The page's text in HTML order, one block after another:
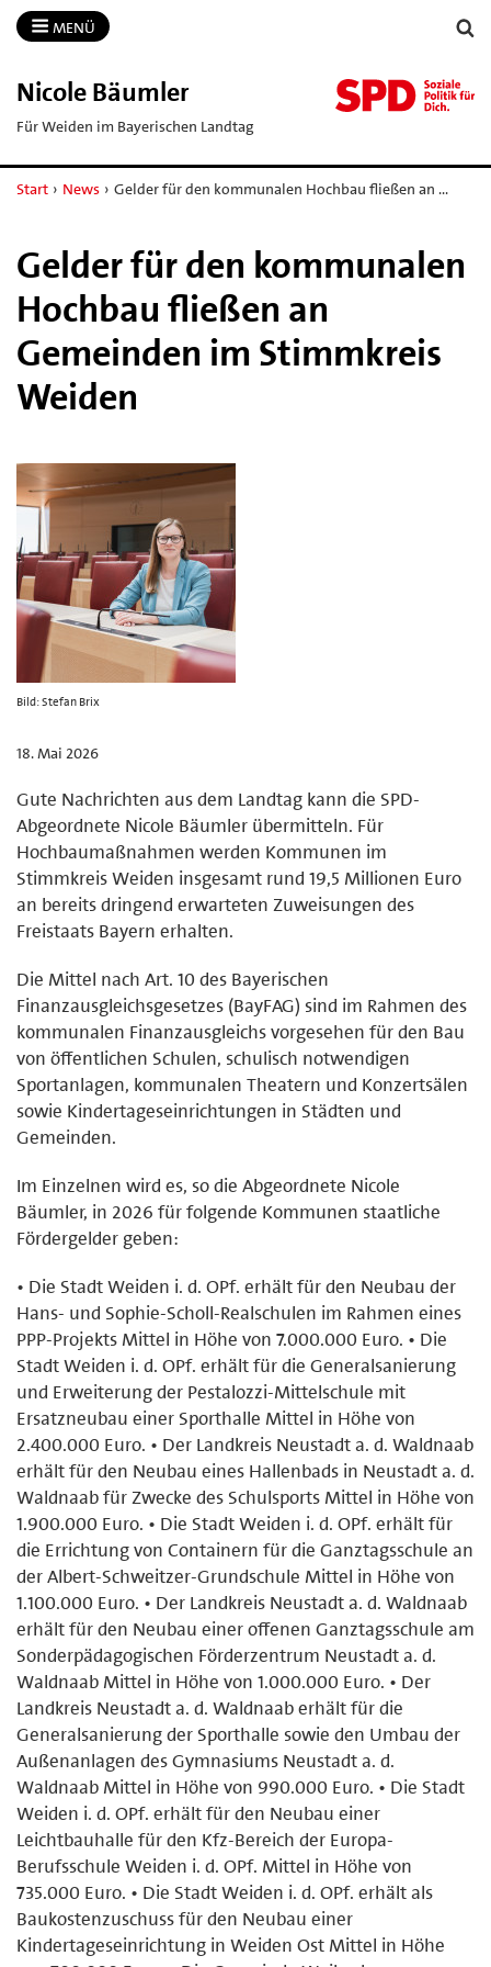
MENÜ
Nicole Bäumler
Für Weiden im Bayerischen Landtag
Start › News › Gelder für den kommunalen Hochbau fließen an …
Gelder für den kommunalen
Hochbau fließen an
Gemeinden im Stimmkreis
Weiden
Bild: Stefan Brix
18. Mai 2026
Gute Nachrichten aus dem Landtag kann die SPD-
Abgeordnete Nicole Bäumler übermitteln. Für
Hochbaumaßnahmen werden Kommunen im
Stimmkreis Weiden insgesamt rund 19,5 Millionen Euro
an bereits dringend erwarteten Zuweisungen des
Freistaats Bayern erhalten.
Die Mittel nach Art. 10 des Bayerischen
Finanzausgleichsgesetzes (BayFAG) sind im Rahmen des
kommunalen Finanzausgleichs vorgesehen für den Bau
von öffentlichen Schulen, schulisch notwendigen
Sportanlagen, kommunalen Theatern und Konzertsälen
sowie Kindertageseinrichtungen in Städten und
Gemeinden.
Im Einzelnen wird es, so die Abgeordnete Nicole
Bäumler, in 2026 für folgende Kommunen staatliche
Fördergelder geben:
• Die Stadt Weiden i. d. OPf. erhält für den Neubau der
Hans- und Sophie-Scholl-Realschulen im Rahmen eines
PPP-Projekts Mittel in Höhe von 7.000.000 Euro. • Die
Stadt Weiden i. d. OPf. erhält für die Generalsanierung
und Erweiterung der Pestalozzi-Mittelschule mit
Ersatzneubau einer Sporthalle Mittel in Höhe von
2.400.000 Euro. • Der Landkreis Neustadt a. d. Waldnaab
erhält für den Neubau eines Hallenbads in Neustadt a. d.
Waldnaab für Zwecke des Schulsports Mittel in Höhe von
1.900.000 Euro. • Die Stadt Weiden i. d. OPf. erhält für
die Errichtung von Containern für die Ganztagsschule an
der Albert-Schweitzer-Grundschule Mittel in Höhe von
1.100.000 Euro. • Der Landkreis Neustadt a. d. Waldnaab
erhält für den Neubau einer offenen Ganztagsschule am
Sonderpädagogischen Förderzentrum Neustadt a. d.
Waldnaab Mittel in Höhe von 1.000.000 Euro. • Der
Landkreis Neustadt a. d. Waldnaab erhält für die
Generalsanierung der Sporthalle sowie den Umbau der
Außenanlagen des Gymnasiums Neustadt a. d.
Waldnaab Mittel in Höhe von 990.000 Euro. • Die Stadt
Weiden i. d. OPf. erhält für den Neubau einer
Leichtbauhalle für den Kfz-Bereich der Europa-
Berufsschule Weiden i. d. OPf. Mittel in Höhe von
735.000 Euro. • Die Stadt Weiden i. d. OPf. erhält als
Baukostenzuschuss für den Neubau einer
Kindertageseinrichtung in Weiden Ost Mittel in Höhe